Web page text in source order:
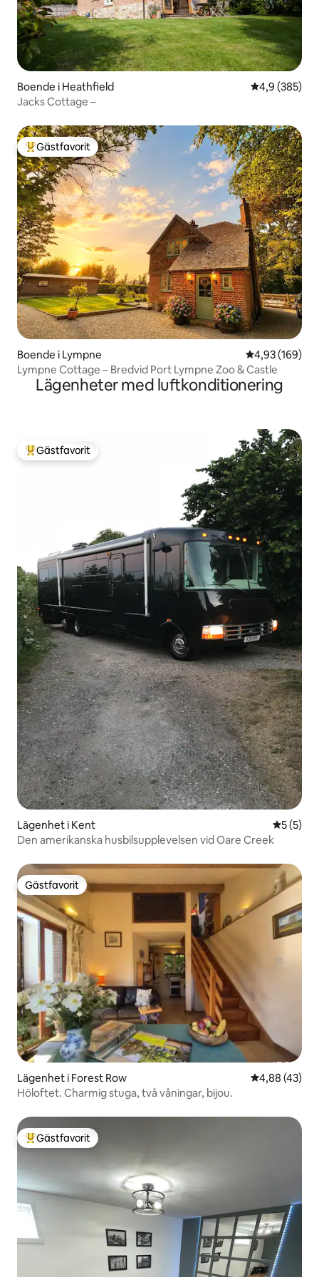
Boende i Heathfield 4,9 av 5 i
4,9 (385)
Jacks Cottage –
Populär gästfavorit
Gästfavorit
Boende i Lympne 4,93 av 5 i
4,93 (169)
Lympne Cottage – Bredvid Port Lympne Zoo & Castle
Lägenheter med luftkonditionering
Populär gästfavorit
Gästfavorit
Lägenhet i Kent 5 av 5 i
5 (5)
Den amerikanska husbilsupplevelsen vid Oare Creek
Gästfavorit
Gästfavorit
Lägenhet i Forest Row 4,88 av 5 i
4,88 (43)
Höloftet. Charmig stuga, två våningar, bijou.
Populär gästfavorit
Gästfavorit